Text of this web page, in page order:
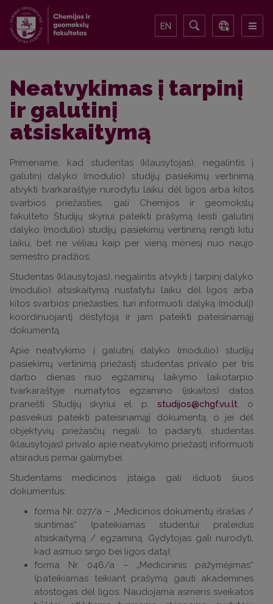
EN
Neatvykimas į tarpinį
ir galutinį
atsiskaitymą
Primename, kad studentas (klausytojas), negalintis į
galutinį dalyko (modulio) studijų pasiekimų vertinimą
atvykti tvarkaraštyje nurodytu laiku dėl ligos arba kitos
svarbios priežasties, gali Chemijos ir geomokslų
fakulteto Studijų skyriui pateikti prašymą leisti galutinį
dalyko (modulio) studijų pasiekimų vertinimą rengti kitu
laiku, bet ne vėliau kaip per vieną mėnesį nuo naujo
semestro pradžios.
Studentas (klausytojas), negalintis atvykti į tarpinį dalyko
(modulio) atsiskaitymą nustatytu laiku dėl ligos arba
kitos svarbios priežasties, turi informuoti dalyką (modulį)
koordinuojantį dėstytoją ir jam pateikti pateisinamąjį
dokumentą.
Apie neatvykimo į galutinį dalyko (modulio) studijų
pasiekimų vertinimą priežastį studentas privalo per tris
darbo dienas nuo egzaminų laikymo laikotarpio
tvarkaraštyje numatytos egzamino (įskaitos) datos
pranešti Studijų skyriui el. p.
, o
pasveikus pateikti pateisinamąjį dokumentą, o jei dėl
objektyvių priežasčių negali to padaryti, studentas
(klausytojas) privalo apie neatvykimo priežastį informuoti
atsiradus pirmai galimybei.
Studentams medicinos įstaiga gali išduoti šiuos
dokumentus:
forma Nr. 027/a – „Medicinos dokumentų išrašas /
siuntimas“ (pateikiamas studentui praleidus
atsiskaitymą / egzaminą. Gydytojas gali nurodyti,
kad asmuo sirgo bei ligos datą);
forma Nr. 046/a – „Medicininis pažymėjimas“
(pateikiamas teikiant prašymą gauti akademines
atostogas dėl ligos. Naudojama asmens sveikatos